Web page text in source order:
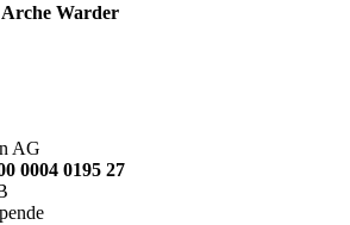
Warder
AG
0004 0195 27